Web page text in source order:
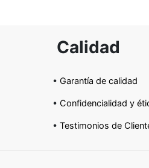
Calidad
• Garantía de calidad
• Confidencialidad y
• Testimonios de
•Preguntas frecuentes